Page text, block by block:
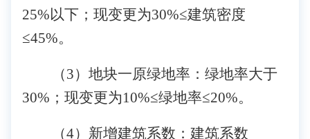
25%以下；现变更为30%≤建筑密度
≤45%。
（3）地块一原绿地率：绿地率大于
30%；现变更为10%≤绿地率≤20%。
（4）新增建筑系数：建筑系数